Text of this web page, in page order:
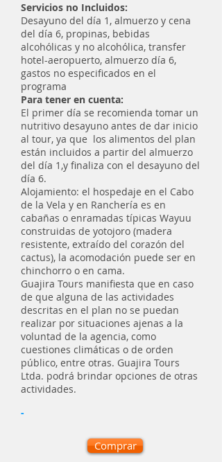
Servicios no Incluidos:
Desayuno del día 1, almuerzo y cena
del día 6, propinas, bebidas
alcohólicas y no alcohólica, transfer
hotel-aeropuerto, almuerzo día 6,
gastos no especificados en el
programa
Para tener en cuenta:
El primer día se recomienda tomar un
nutritivo desayuno antes de dar inicio
al tour, ya que los alimentos del plan
están incluidos a partir del almuerzo
del día 1,y finaliza con el desayuno del
día 6.
Alojamiento: el hospedaje en el Cabo
de la Vela y en Ranchería es en
cabañas o enramadas típicas Wayuu
construidas de yotojoro (madera
resistente, extraído del corazón del
cactus), la acomodación puede ser en
chinchorro o en cama.
Guajira Tours manifiesta que en caso
de que alguna de las actividades
descritas en el plan no se puedan
realizar por situaciones ajenas a la
voluntad de la agencia, como
cuestiones climáticas o de orden
público, entre otras. Guajira Tours
Ltda. podrá brindar opciones de otras
actividades.
-
Comprar